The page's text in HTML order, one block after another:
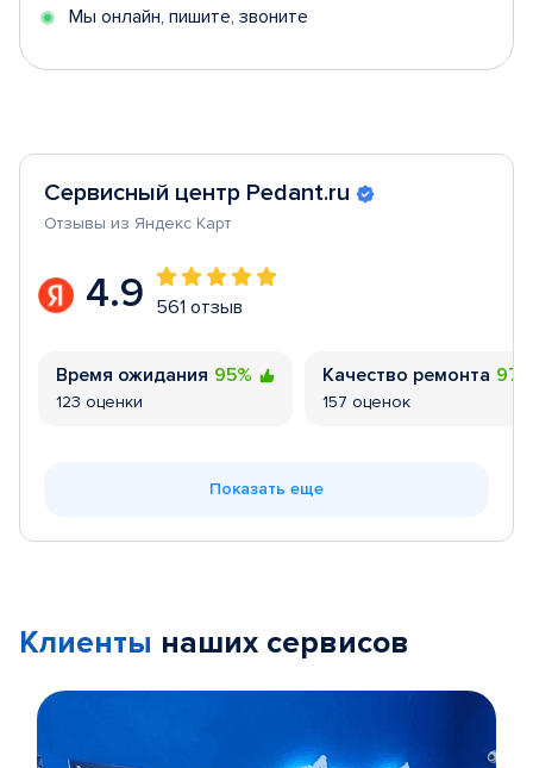
Мы онлайн, пишите, звоните
Сервисный центр Pedant.ru
Отзывы из Яндекс Карт
4.9 561 отзыв
Время ожидания 95%
123 оценки
Качество ремонта
157 оценок
Показать еще
Клиенты наших сервисов